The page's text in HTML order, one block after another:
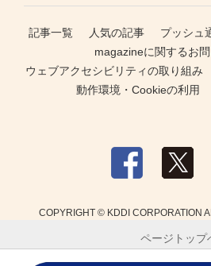
記事一覧 人気の記事 プッシュ
magazineに関するお
ウェブアクセシビリティの取り組み
動作環境・Cookieの利用
COPYRIGHT © KDDI CORPORATION
ページトップ